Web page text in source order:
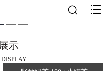
展示
DISPLAY